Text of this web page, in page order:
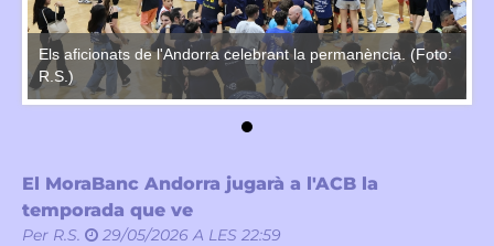
Els aficionats de l'Andorra celebrant la permanència. (Foto:
R.S.)
El MoraBanc Andorra jugarà a l'ACB la
temporada que ve
Per R.S. 29/05/2026 A LES 22:59